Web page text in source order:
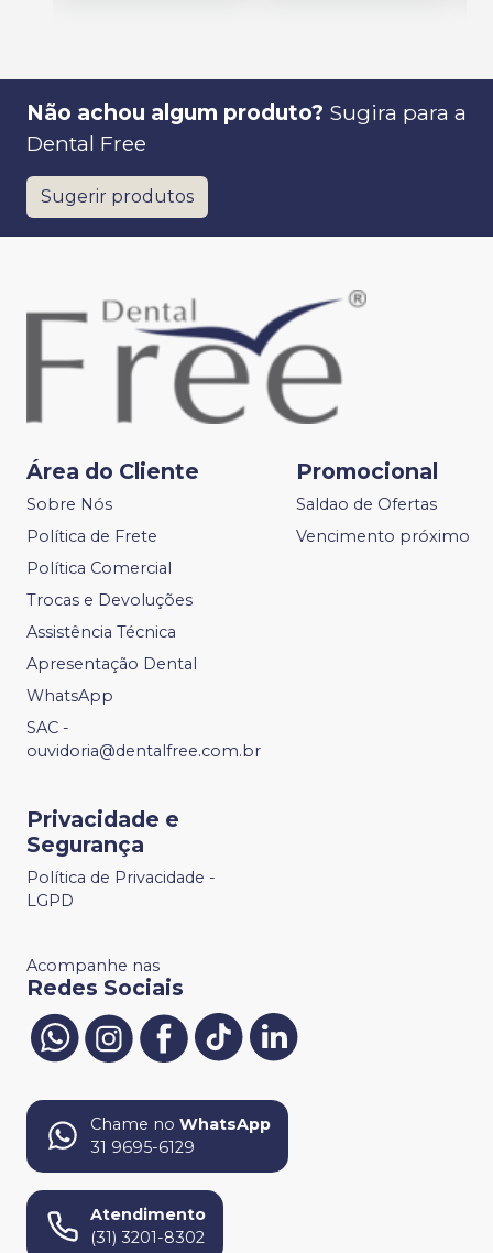
Não achou algum produto? Sugira para a
Dental Free
Sugerir produtos
Área do Cliente
Sobre Nós
Política de Frete
Política Comercial
Trocas e Devoluções
Assistência Técnica
Apresentação Dental
WhatsApp
SAC -
ouvidoria@dentalfree.com.br
Promocional
Saldao de Ofertas
Vencimento próximo
Privacidade e
Segurança
Política de Privacidade -
LGPD
Acompanhe nas
Redes Sociais
Chame no WhatsApp
31 9695-6129
Atendimento
(31) 3201-8302